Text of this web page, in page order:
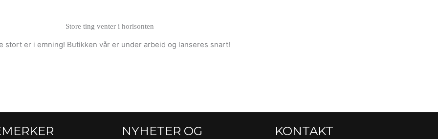
Store ting venter i horisonten
stort er i emning! Butikken vår er under arbeid og lanseres snart!
NYHETER OG
KONTAKT